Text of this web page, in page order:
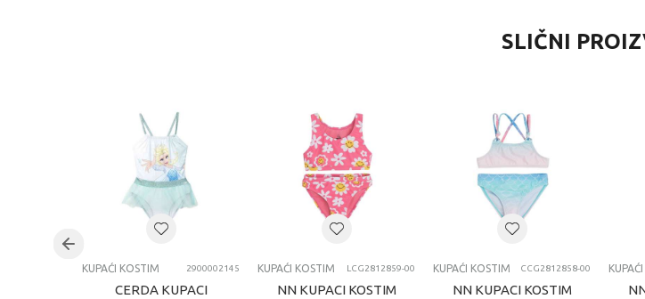
SLIČNI
KUPAĆI KOSTIM 2900002145
CERDA KUPACI
KUPAĆI KOSTIM LCG2812859-00
NN KUPACI KOSTIM
KUPAĆI KOSTIM CCG2812858-00
NN KUPACI KOSTIM